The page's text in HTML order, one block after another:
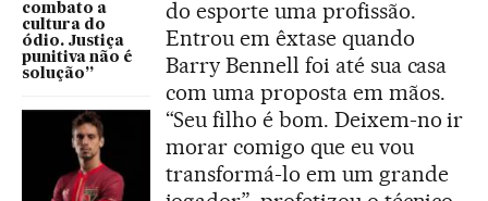
combato a
cultura do
ódio. Justiça
punitiva não é
solução”
do esporte uma profissão.
Entrou em êxtase quando
Barry Bennell foi até sua casa
com uma proposta em mãos.
“Seu filho é bom. Deixem-no ir
morar comigo que eu vou
transformá-lo em um grande